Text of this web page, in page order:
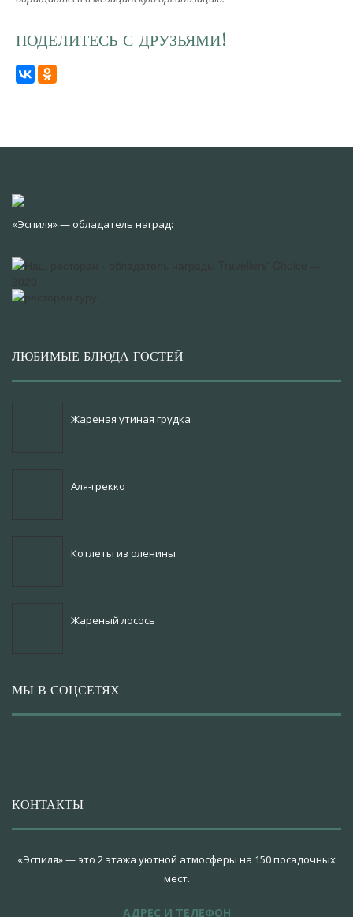
ПОДЕЛИТЕСЬ С ДРУЗЬЯМИ!
«Эспиля» — обладатель наград:
ЛЮБИМЫЕ БЛЮДА ГОСТЕЙ
Жареная утиная грудка
Аля-грекко
Котлеты из оленины
Жареный лосось
МЫ В СОЦСЕТЯХ
КОНТАКТЫ
«Эспиля» — это 2 этажа уютной атмосферы на 150 посадочных
мест.
АДРЕС И ТЕЛЕФОН